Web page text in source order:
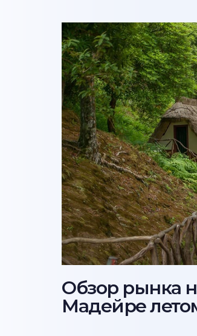
Обзор рынка
Мадейре